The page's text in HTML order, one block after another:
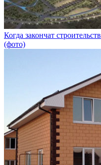
Когда закончат
(фото)